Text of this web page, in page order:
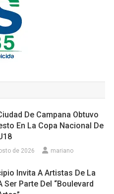
De Campana Obtuvo
En La Copa Nacional De
de 2026 mariano
Invita A Artistas De La
Ser Parte Del “Boulevard